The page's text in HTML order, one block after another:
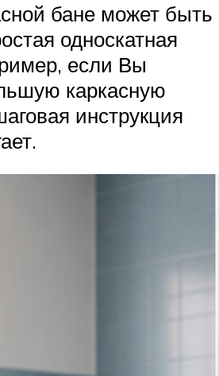
бане может быть
односкатная
если Вы
каркасную
инструкция